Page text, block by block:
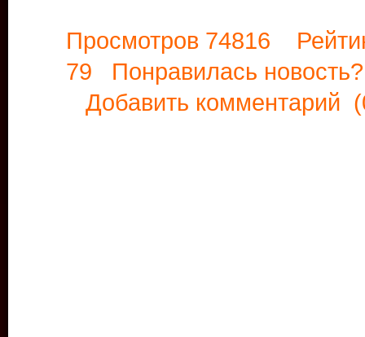
Просмотров 74816
79 Понравилась
Добавить комментарий